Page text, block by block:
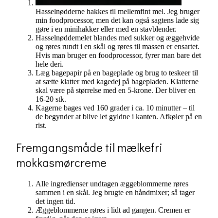
Hasselnødderne hakkes til mellemfint mel. Jeg bruger
min foodprocessor, men det kan også sagtens lade sig
gøre i en minihakker eller med en stavblender.
Hasselnøddemelet blandes med sukker og æggehvide
og røres rundt i en skål og røres til massen er ensartet.
Hvis man bruger en foodprocessor, fyrer man bare det
hele deri.
Læg bagepapir på en bageplade og brug to teskeer til
at sætte klatter med kagedej på bagepladen. Klatterne
skal være på størrelse med en 5-krone. Der bliver en
16-20 stk.
Kagerne bages ved 160 grader i ca. 10 minutter – til
de begynder at blive let gyldne i kanten. Afkøler på en
rist.
Fremgangsmåde til mælkefri
mokkasmørcreme
Alle ingredienser undtagen æggeblommerne røres
sammen i en skål. Jeg brugte en håndmixer; så tager
det ingen tid.
Æggeblommerne røres i lidt ad gangen. Cremen er